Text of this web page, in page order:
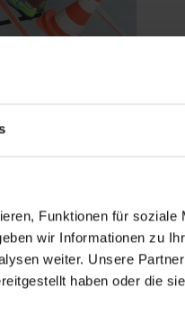
Funktionen für soziale
wir Informationen zu
weiter. Unsere
haben oder die
alternden
von
Mit
und praxisnahe
Techniken im